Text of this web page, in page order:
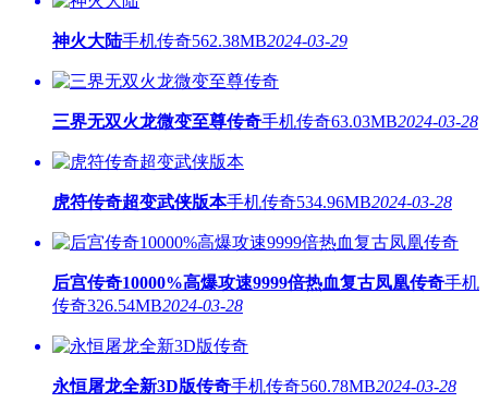
神火大陆手机传奇562.38MB2024-03-29
三界无双火龙微变至尊传奇手机传奇63.03MB2024-03-28
虎符传奇超变武侠版本手机传奇534.96MB2024-03-28
后宫传奇10000%高爆攻速9999倍热血复古凤凰传奇手机
传奇326.54MB2024-03-28
永恒屠龙全新3D版传奇手机传奇560.78MB2024-03-28